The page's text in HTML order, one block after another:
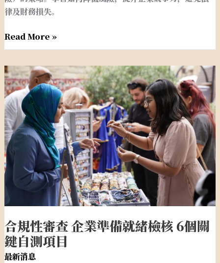
律及財務損失。
略
Read More »
合規性審查 企業準備就緒檢核 6個關
鍵自測項目
最新消息
合
規
性
審
查
企
業
準
備
就
緒
檢
核
6
個